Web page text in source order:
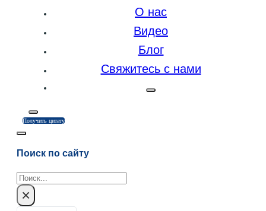
О нас
Видео
Блог
Свяжитесь с нами
Получить цитату
Поиск по сайту
Поиск
×